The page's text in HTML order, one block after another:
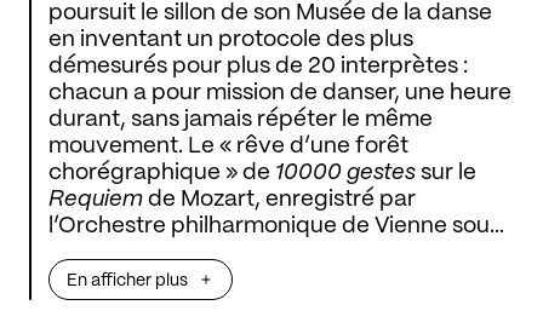
poursuit le sillon de son Musée de la danse
en inventant un protocole des plus
démesurés pour plus de 20 interprètes :
chacun a pour mission de danser, une heure
durant, sans jamais répéter le même
mouvement. Le « rêve d’une forêt
chorégraphique » de 10000 gestes sur le
Requiem de Mozart, enregistré par
l’Orchestre philharmonique de Vienne sous
toutes les habitudes d'écriture au profit
d’une fugacité inventive. L’humanité
En afficher plus